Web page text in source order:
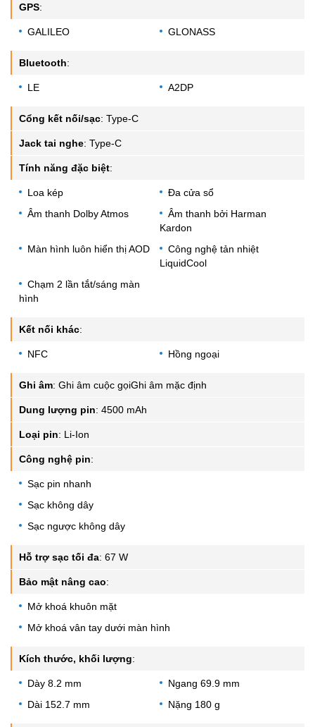
GPS:
GALILEO GLONASS
Bluetooth:
LE A2DP
Cổng kết nối/sạc: Type-C
Jack tai nghe: Type-C
Tính năng đặc biệt:
Loa kép
Đa cửa sổ
Âm thanh Dolby Atmos
Âm thanh bởi Harman
Kardon
Màn hình luôn hiển thị AOD
Công nghệ tản nhiệt
LiquidCool
Chạm 2 lần tắt/sáng màn
hình
Kết nối khác:
NFC Hồng ngoại
Ghi âm: Ghi âm cuộc gọiGhi âm mặc định
Dung lượng pin: 4500 mAh
Loại pin: Li-Ion
Công nghệ pin:
Sạc pin nhanh
Sạc không dây
Sạc ngược không dây
Hỗ trợ sạc tối đa: 67 W
Bảo mật nâng cao:
Mở khoá khuôn mặt
Mở khoá vân tay dưới màn hình
Kích thước, khối lượng:
Dày 8.2 mm
Ngang 69.9 mm
Dài 152.7 mm
Nặng 180 g